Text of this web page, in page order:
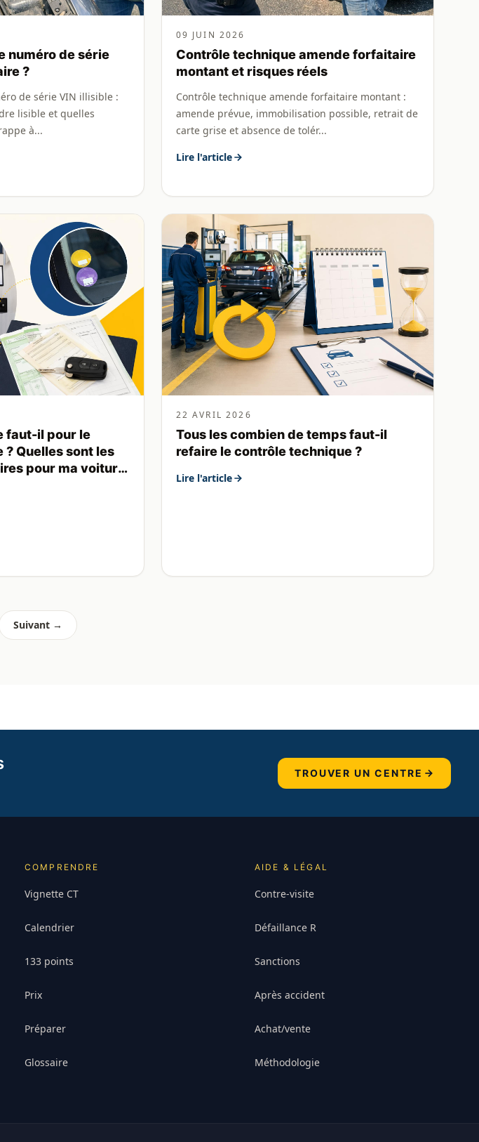
numéro de série
?
de série VIN illisible :
lisible et quelles
à...
09 JUIN 2026
Contrôle technique amende forfaitaire
montant et risques réels
Contrôle technique amende forfaitaire montant :
amende prévue, immobilisation possible, retrait de
carte grise et absence de tolér...
Lire l'article
faut-il pour le
Quelles sont les
pour ma voiture
22 AVRIL 2026
Tous les combien de temps faut-il
refaire le contrôle technique ?
Lire l'article
Suivant →
TROUVER UN CENTRE
COMPRENDRE
Vignette CT
Calendrier
133 points
Prix
Préparer
Glossaire
AIDE & LÉGAL
Contre-visite
Défaillance R
Sanctions
Après accident
Achat/vente
Méthodologie